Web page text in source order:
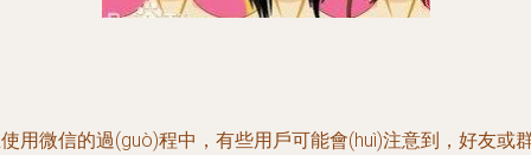
用微信的過(guò)程中，有些用戶可能會(huì)注意到，好友或